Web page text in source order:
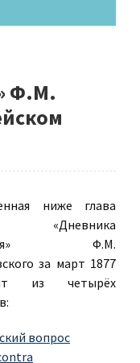
Ф.М.
ниже глава
«Дневника
Ф.М.
за март 1877
из четырёх
вопрос